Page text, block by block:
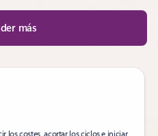
más
los costes, acortar los ciclos e iniciar